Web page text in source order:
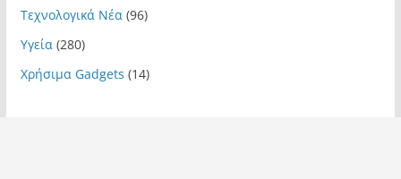
Τεχνολογικά Νέα(96)
Υγεία(280)
Χρήσιμα Gadgets (14)